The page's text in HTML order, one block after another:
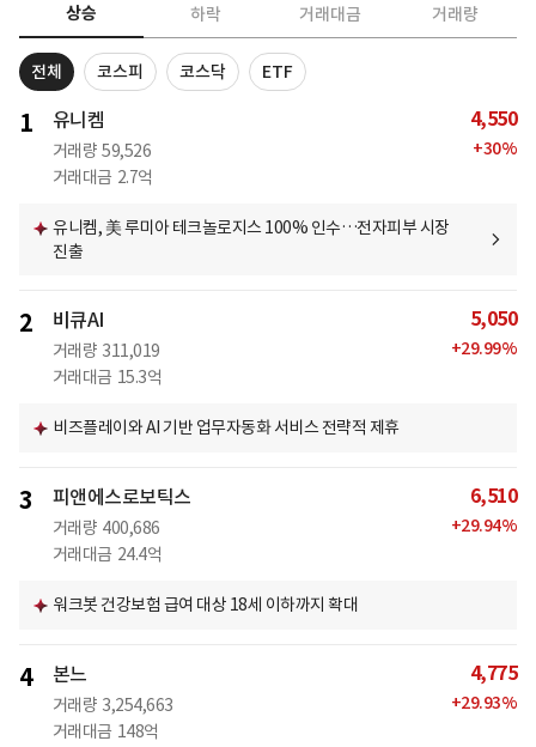
상승 하락 거래대금 거래량
전체 코스피 코스닥 ETF
1 유니켐
거래량 59,526
거래대금 2.7억
4,550
+30%
유니켐, 美 루미아 테크놀로지스 100% 인수…전자피부 시장
진출
2 비큐AI
거래량 311,019
거래대금 15.3억
5,050
+29.99%
비즈플레이와 AI 기반 업무자동화 서비스 전략적 제휴
3 피앤에스로보틱스
거래량 400,686
거래대금 24.4억
6,510
+29.94%
워크봇 건강보험 급여 대상 18세 이하까지 확대
4 본느
거래량 3,254,663
거래대금 148억
4,775
+29.93%